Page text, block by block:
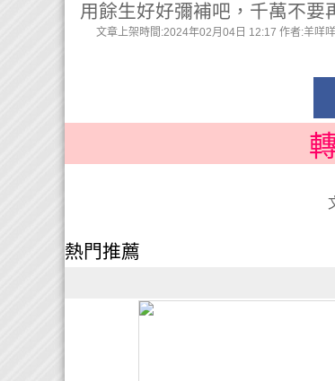
用餘生好好彌補吧，千萬不要
文章上架時間:2024年02月04日 12:17 作者:羊咩咩
熱門推薦